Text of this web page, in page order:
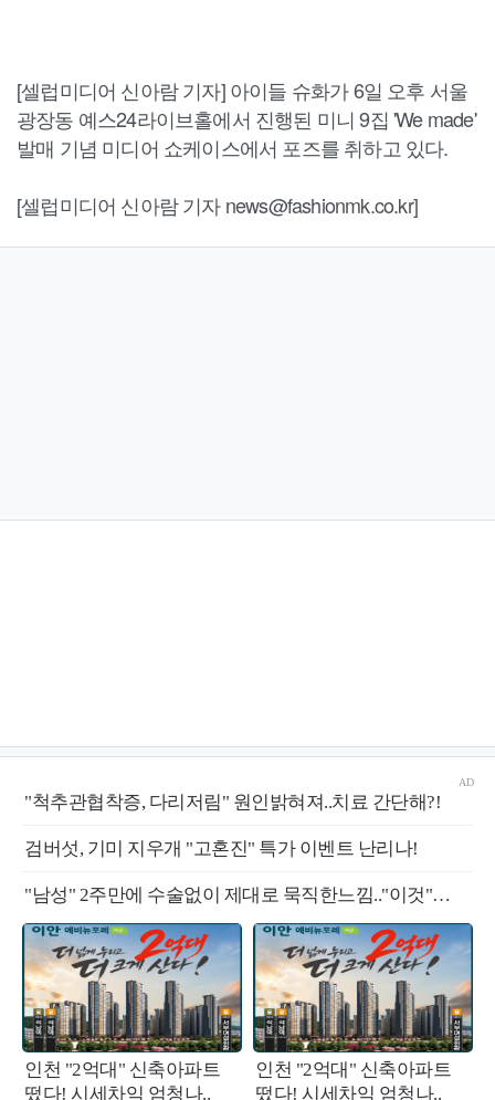
[셀럽미디어 신아람 기자] 아이들 슈화가 6일 오후 서울
광장동 예스24라이브홀에서 진행된 미니 9집 'We made'
발매 기념 미디어 쇼케이스에서 포즈를 취하고 있다.
[셀럽미디어 신아람 기자 news@fashionmk.co.kr]